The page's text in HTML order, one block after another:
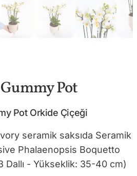
Pot
Pot Orkide Çiçeği
seramik saksıda Seramik
Phalaenopsis Boquetto
Dallı - Yükseklik: 35-40 cm)